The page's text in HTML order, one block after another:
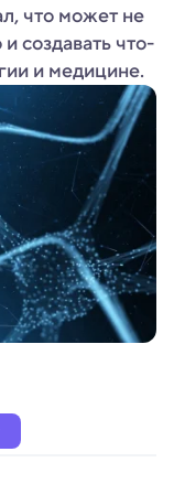
что может не
создавать что-
и медицине.